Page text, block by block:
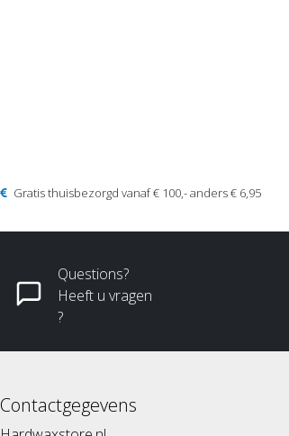
Gratis thuisbezorgd vanaf € 100,- anders € 6,95
Questions?
Heeft u vragen
?
Contactgegevens